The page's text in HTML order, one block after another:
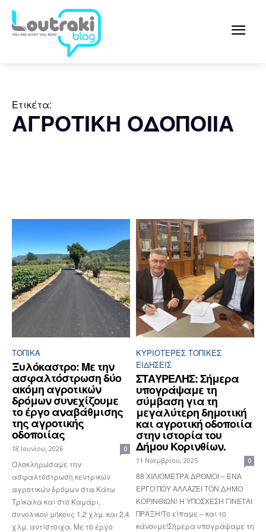
Ετικέτα:
ΑΓΡΟΤΙΚΗ ΟΔΟΠΟΙΙΑ
ΤΟΠΙΚΑ
Ξυλόκαστρο: Με την
ασφαλτόστρωση δύο
ακόμη αγροτικών
δρόμων συνεχίζουμε
το έργο αναβάθμισης
της αγροτικής
οδοποιίας
18 Ιουνίου, 2026 0
Ολοκληρώσαμε την
ασφαλτόστρωση κεντρικών
αγροτικών δρόμων στα Κάτω
Τρίκαλα και στο Καμάρι,
συνολικού μήκους 1,2 χλμ. και 2,4
χλμ. αντίστοιχα. Με το έργο
ΚΥΡΙΌΤΕΡΕΣ ΤΟΠΙΚΈΣ
ΕΙΔΉΣΕΙΣ
ΣΤΑΥΡΕΛΗΣ: Σήμερα
υπογράψαμε τη
σύμβαση για τη
μεγαλύτερη δημοτική
και αγροτική οδοποιία
στην ιστορία του
Δήμου Κορινθίων.
11 Νοεμβρίου, 2025 0
88 ΧΙΛΙΟΜΕΤΡΑ ΔΡΟΜΟΙ – ΕΝΑ
ΕΡΓΟ ΠΟΥ ΑΛΛΑΖΕΙ ΤΟΝ ΔΗΜΟ
ΚΟΡΙΝΘΙΩΝ! Η ΥΠΟΣΧΕΣΗ ΓΙΝΕΤΑΙ
ΠΡΑΞΗ!Το είπαμε – και το
κάνουμε!Σήμερα υπογράψαμε τη